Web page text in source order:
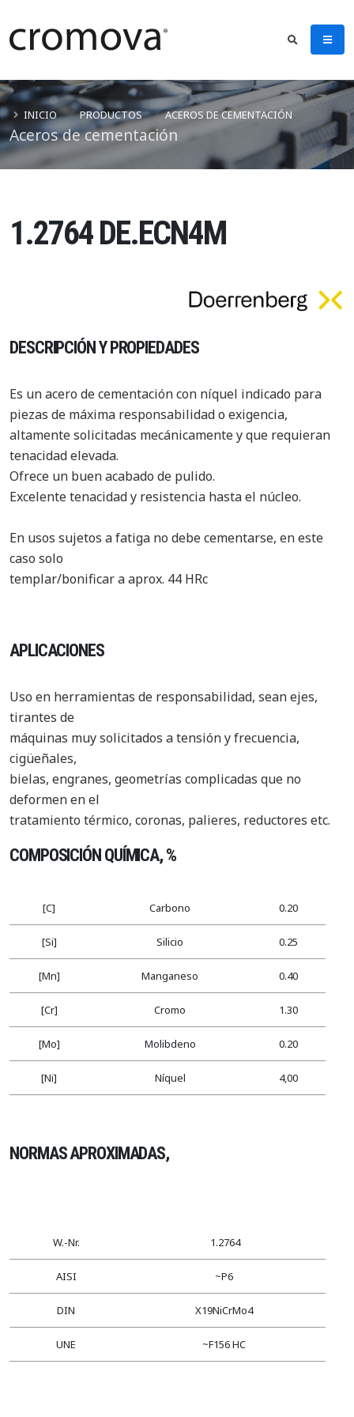
Aceros de cementación
INICIO PRODUCTOS ACEROS DE CEMENTACIÓN
1.2764 DE.ECN4M
DESCRIPCIÓN Y PROPIEDADES
Es un acero de cementación con níquel indicado para
piezas de máxima responsabilidad o exigencia,
altamente solicitadas mecánicamente y que requieran
tenacidad elevada.
Ofrece un buen acabado de pulido.
Excelente tenacidad y resistencia hasta el núcleo.
En usos sujetos a fatiga no debe cementarse, en este
caso solo
templar/bonificar a aprox. 44 HRc
APLICACIONES
Uso en herramientas de responsabilidad, sean ejes,
tirantes de
máquinas muy solicitados a tensión y frecuencia,
cigüeñales,
bielas, engranes, geometrías complicadas que no
deformen en el
tratamiento térmico, coronas, palieres, reductores etc.
COMPOSICIÓN QUÍMICA, %
[C] Carbono 0.20
[Si] Silicio 0.25
[Mn] Manganeso 0.40
[Cr] Cromo 1.30
[Mo] Molibdeno 0.20
[Ni] Níquel 4,00
NORMAS APROXIMADAS,
W.-Nr. 1.2764
AISI ~P6
DIN X19NiCrMo4
UNE ~F156 HC